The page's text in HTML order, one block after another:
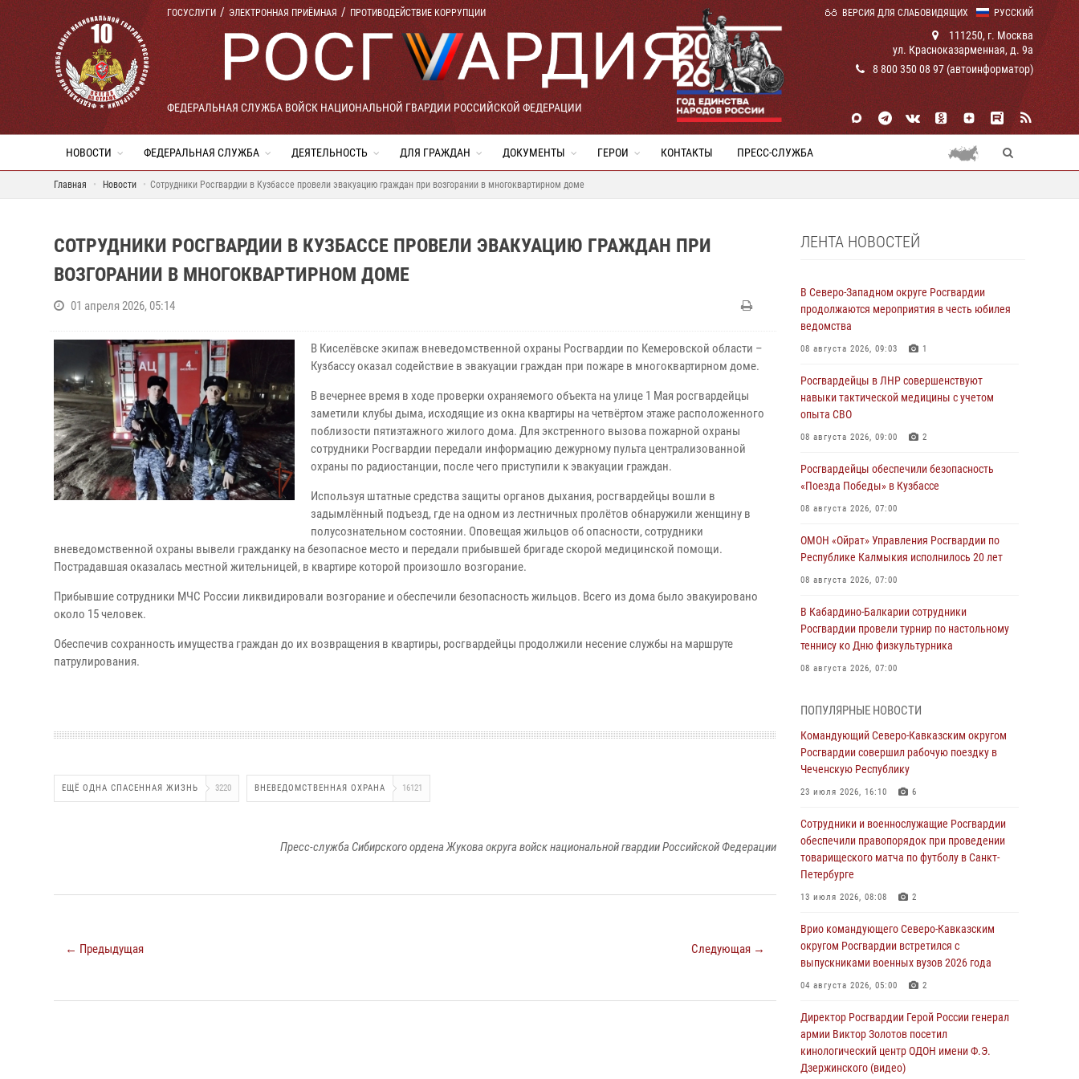
РУССКИЙ
ГОСУСЛУГИ ЭЛЕКТРОННАЯ ПРИЁМНАЯ ПРОТИВОДЕЙСТВИЕ КОРРУПЦИИ ВЕРСИЯ ДЛЯ СЛАБОВИДЯЩИХ
ФЕДЕРАЛЬНАЯ СЛУЖБА ВОЙСК НАЦИОНАЛЬНОЙ ГВАРДИИ РОССИЙСКОЙ ФЕДЕРАЦИИ
111250, г. Москва
ул. Красноказарменная, д. 9а
8 800 350 08 97 (автоинформатор)
НОВОСТИ ФЕДЕРАЛЬНАЯ СЛУЖБА ДЕЯТЕЛЬНОСТЬ ДЛЯ ГРАЖДАН ДОКУМЕНТЫ ГЕРОИ КОНТАКТЫ ПРЕСС-СЛУЖБА
Главная Новости Сотрудники Росгвардии в Кузбассе провели эвакуацию граждан при возгорании в многоквартирном доме
СОТРУДНИКИ РОСГВАРДИИ В КУЗБАССЕ ПРОВЕЛИ ЭВАКУАЦИЮ ГРАЖДАН ПРИ
ВОЗГОРАНИИ В МНОГОКВАРТИРНОМ ДОМЕ
01 апреля 2026, 05:14
В Киселёвске экипаж вневедомственной охраны Росгвардии по Кемеровской области –
Кузбассу оказал содействие в эвакуации граждан при пожаре в многоквартирном доме.
В вечернее время в ходе проверки охраняемого объекта на улице 1 Мая росгвардейцы
заметили клубы дыма, исходящие из окна квартиры на четвёртом этаже расположенного
поблизости пятиэтажного жилого дома. Для экстренного вызова пожарной охраны
сотрудники Росгвардии передали информацию дежурному пульта централизованной
охраны по радиостанции, после чего приступили к эвакуации граждан.
Используя штатные средства защиты органов дыхания, росгвардейцы вошли в
задымлённый подъезд, где на одном из лестничных пролётов обнаружили женщину в
полусознательном состоянии. Оповещая жильцов об опасности, сотрудники
вневедомственной охраны вывели гражданку на безопасное место и передали прибывшей бригаде скорой медицинской помощи.
Пострадавшая оказалась местной жительницей, в квартире которой произошло возгорание.
Прибывшие сотрудники МЧС России ликвидировали возгорание и обеспечили безопасность жильцов. Всего из дома было эвакуировано
около 15 человек.
Обеспечив сохранность имущества граждан до их возвращения в квартиры, росгвардейцы продолжили несение службы на маршруте
патрулирования.
ЕЩЁ ОДНА СПАСЕННАЯ ЖИЗНЬ 3220 ВНЕВЕДОМСТВЕННАЯ ОХРАНА 16121
Пресс-служба Сибирского ордена Жукова округа войск национальной гвардии Российской Федерации
← Предыдущая Следующая →
ЛЕНТА НОВОСТЕЙ
В Северо-Западном округе Росгвардии
продолжаются мероприятия в честь юбилея
ведомства
08 августа 2026, 09:03 1
Росгвардейцы в ЛНР совершенствуют
навыки тактической медицины с учетом
опыта СВО
08 августа 2026, 09:00 2
Росгвардейцы обеспечили безопасность
«Поезда Победы» в Кузбассе
08 августа 2026, 07:00
ОМОН «Ойрат» Управления Росгвардии по
Республике Калмыкия исполнилось 20 лет
08 августа 2026, 07:00
В Кабардино-Балкарии сотрудники
Росгвардии провели турнир по настольному
теннису ко Дню физкультурника
08 августа 2026, 07:00
Росгвардии встретились с участником
патриотического проекта «Дорогой
Ломоносова — дорогой к Победе в СВО»
(видео)
08 августа 2026, 07:00
В Москве росгвардейцы оказали помощь
медикам и девушке с ограниченными
возможностями здоровья (видео)
08 августа 2026, 06:32
память товарища на тактическом турнире
(видео)
08 августа 2026, 06:15 9 1
Росгвардии отметили турнирами, мастер-
классами и легкоатлетическими забегами
08 августа 2026, 06:03 9
ПОПУЛЯРНЫЕ НОВОСТИ
Командующий Северо-Кавказским округом
Росгвардии совершил рабочую поездку в
Чеченскую Республику
23 июля 2026, 16:10 6
Сотрудники и военнослужащие Росгвардии
обеспечили правопорядок при проведении
товарищеского матча по футболу в Санкт-
Петербурге
13 июля 2026, 08:08 2
Врио командующего Северо-Кавказским
округом Росгвардии встретился с
выпускниками военных вузов 2026 года
04 августа 2026, 05:00 2
Директор Росгвардии Герой России генерал
армии Виктор Золотов посетил
кинологический центр ОДОН имени Ф.Э.
Дзержинского (видео)